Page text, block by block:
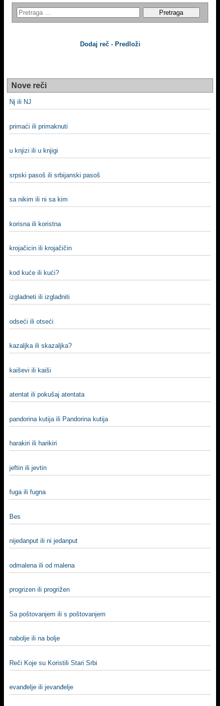
Dodaj reč - Predloži
Nove reči
Nj ili NJ
primaći ili primaknuti
u knjizi ili u knjigi
srpski pasoš ili srbijanski pasoš
sa nikim ili ni sa kim
korisna ili koristna
krojačicin ili krojačičin
kod kuće ili kući?
izgladneti ili izgladniti
odseći ili otseći
kazaljka ili skazaljka?
kaiševi ili kaiši
atentat ili pokušaj atentata
pandorina kutija ili Pandorina kutija
harakiri ili harikiri
jeftin ili jevtin
fuga ili fugna
Bes
nijedanput ili ni jedanput
odmalena ili od malena
progrizen ili progrižen
Sa poštovanjem ili s poštovanjem
nabolje ili na bolje
Reči Koje su Koristili Stari Srbi
evanđelje ili jevanđelje